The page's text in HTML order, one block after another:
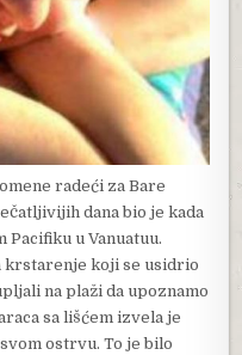
radeći za Bare
dana bio je kada
u Vanuatuu.
krstarenje koji se usidrio
na plaži da upoznamo
sa lišćem izvela je
ostrvu. To je bilo